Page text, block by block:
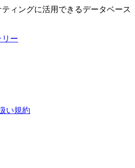
ィングに活用できるデータベース
い規約